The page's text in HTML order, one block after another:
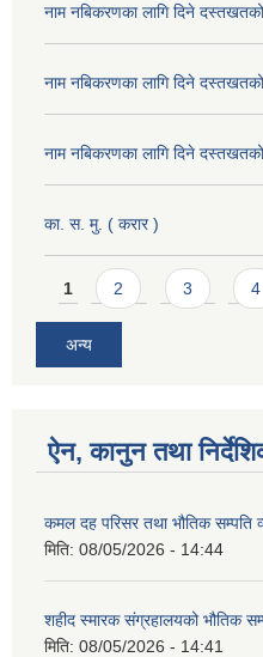
नाम नबिकरणका लागि दिने
नाम नबिकरणका लागि दिने
नाम नबिकरणका लागि दिने
का. स. मु. ( करार )
Pages
1 2 3 4
अन्य
ऐन, कानुन तथा
कमल दह परिसर तथा भौतिक सम्पति
मिति: 08/05/2026 - 14:44
शहीद स्मारक संग्रहालयको भौतिक
मिति: 08/05/2026 - 14:41